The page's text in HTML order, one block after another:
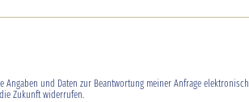
Angaben und Daten zur Beantwortung meiner Anfrage elektronisch
Zukunft widerrufen.